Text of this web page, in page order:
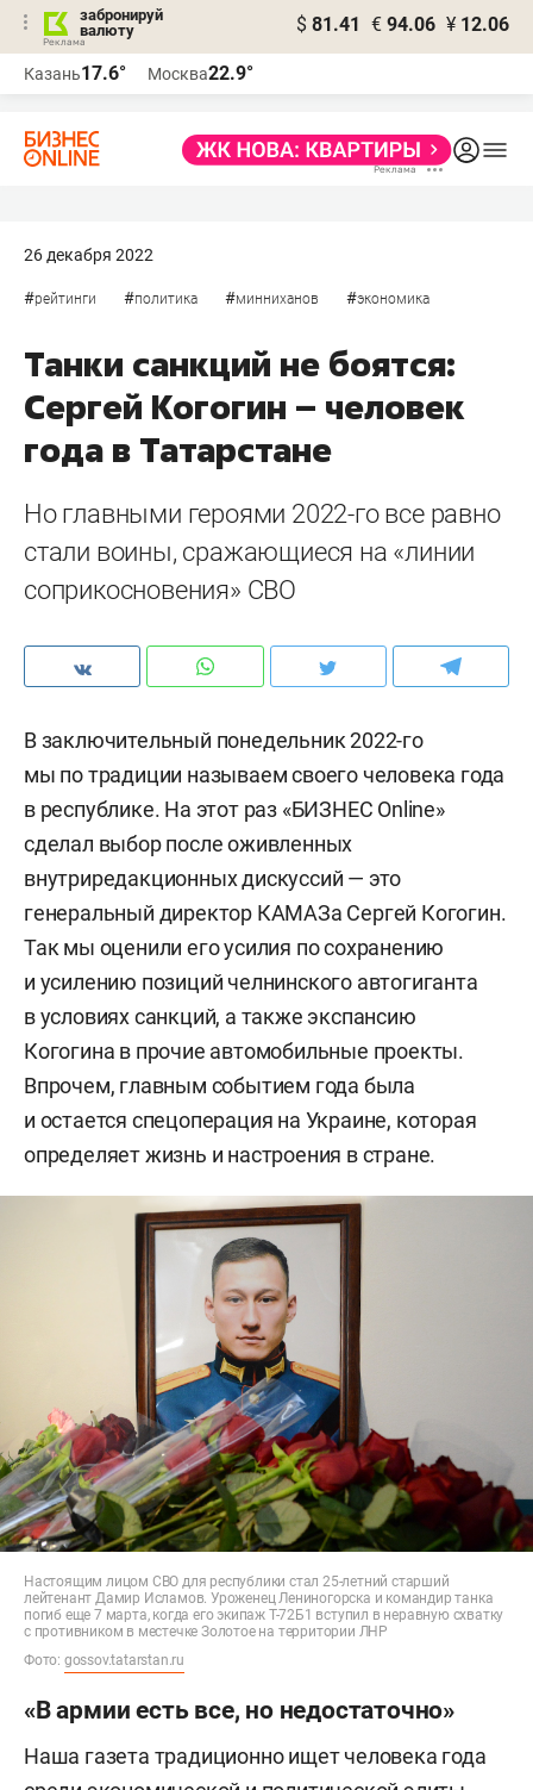
забронируй
валюту
$ 81.41 € 94.06 ¥ 12.06
Казань17.6° Москва22.9°
26 декабря 2022
#рейтинги #политика #минниханов #экономика
Танки санкций не боятся:
Сергей Когогин – человек
года в Татарстане
Но главными героями 2022-го все равно
стали воины, сражающиеся на «линии
соприкосновения» СВО
В заключительный понедельник 2022-го
мы по традиции называем своего человека года
в республике. На этот раз «БИЗНЕС Online»
сделал выбор после оживленных
внутриредакционных дискуссий — это
генеральный директор КАМАЗа Сергей Когогин.
Так мы оценили его усилия по сохранению
и усилению позиций челнинского автогиганта
в условиях санкций, а также экспансию
Когогина в прочие автомобильные проекты.
Впрочем, главным событием года была
и остается спецоперация на Украине, которая
определяет жизнь и настроения в стране.
Настоящим лицом СВО для республики стал 25-летний старший
лейтенант Дамир Исламов. Уроженец Лениногорска и командир танка
погиб еще 7 марта, когда его экипаж Т-72Б1 вступил в неравную схватку
с противником в местечке Золотое на территории ЛНР
Фото: gossov.tatarstan.ru
«В армии есть все, но недостаточно»
Наша газета традиционно ищет человека года